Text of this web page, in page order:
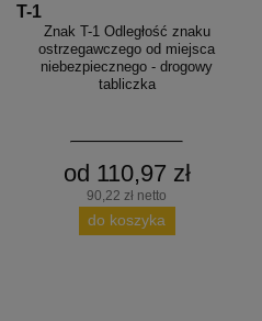
T-1
Znak T-1 Odległość znaku
ostrzegawczego od miejsca
niebezpiecznego - drogowy
tabliczka
od 110,97 zł
90,22 zł netto
do koszyka